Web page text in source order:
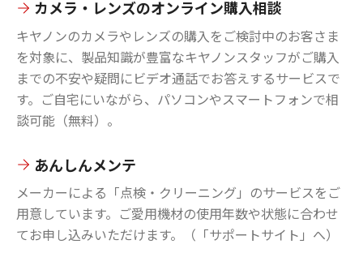
カメラ・レンズのオンライン購入相談
キヤノンのカメラやレンズの購入をご検討中のお客さま
を対象に、製品知識が豊富なキヤノンスタッフがご購入
までの不安や疑問にビデオ通話でお答えするサービスで
す。ご自宅にいながら、パソコンやスマートフォンで相
談可能（無料）。
あんしんメンテ
メーカーによる「点検・クリーニング」のサービスをご
用意しています。ご愛用機材の使用年数や状態に合わせ
てお申し込みいただけます。（「サポートサイト」へ）